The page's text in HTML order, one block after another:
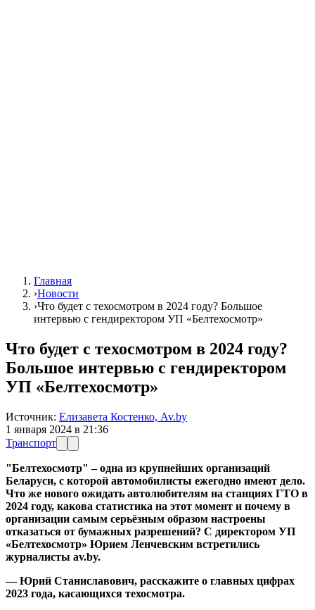
Главная
›Новости
›Что будет с техосмотром в 2024 году? Большое
интервью с гендиректором УП «Белтехосмотр»
Что будет с техосмотром в 2024 году?
Большое интервью с гендиректором
УП «Белтехосмотр»
Источник: Елизавета Костенко, Av.by
1 января 2024 в 21:36
Транспорт
"Белтехосмотр" – одна из крупнейших организаций
Беларуси, с которой автомобилисты ежегодно имеют дело.
Что же нового ожидать автолюбителям на станциях ГТО в
2024 году, какова статистика на этот момент и почему в
организации самым серьёзным образом настроены
отказаться от бумажных разрешений? С директором УП
«Белтехосмотр» Юрием Ленчевским встретились
журналисты av.by.
— Юрий Станиславович, расскажите о главных цифрах
2023 года, касающихся техосмотра.